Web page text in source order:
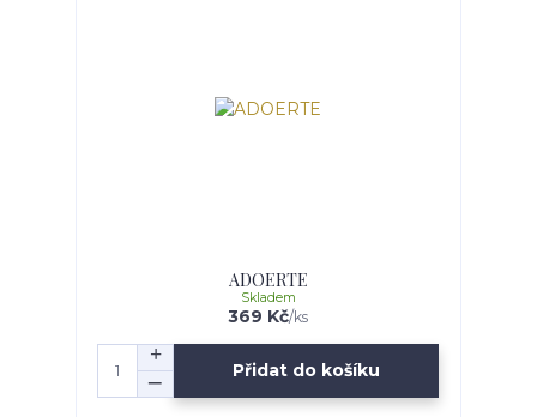
ADOERTE
369 Kč/ks
Skladem
Přidat do košíku